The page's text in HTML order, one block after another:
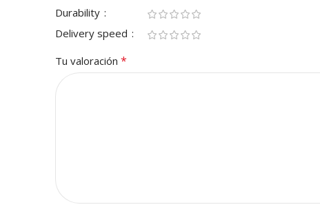
Durability
Delivery speed
Tu valoración *